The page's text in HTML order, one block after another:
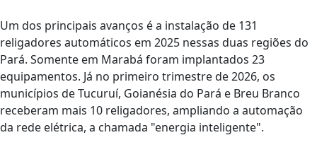
Um dos principais avanços é a instalação de 131
religadores automáticos em 2025 nessas duas regiões do
Pará. Somente em Marabá foram implantados 23
equipamentos. Já no primeiro trimestre de 2026, os
municípios de Tucuruí, Goianésia do Pará e Breu Branco
receberam mais 10 religadores, ampliando a automação
da rede elétrica, a chamada "energia inteligente".